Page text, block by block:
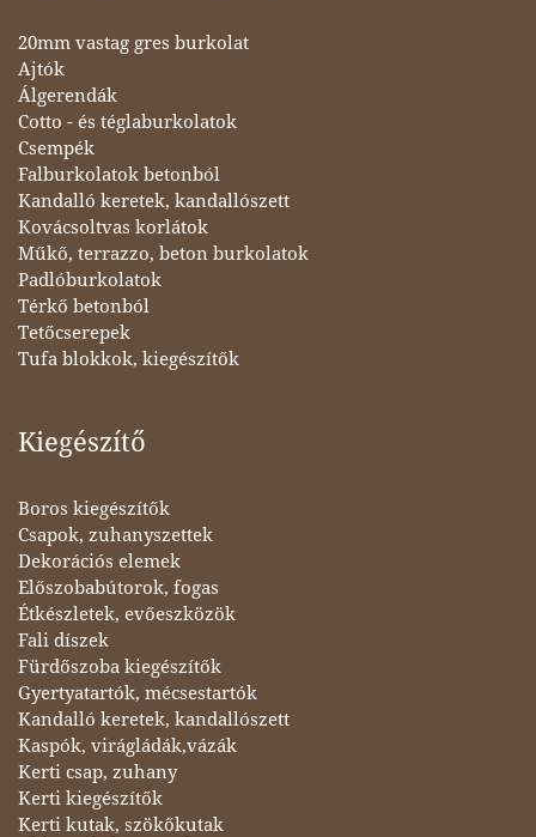
20mm vastag gres burkolat
Ajtók
Álgerendák
Cotto - és téglaburkolatok
Csempék
Falburkolatok betonból
Kandalló keretek, kandallószett
Kovácsoltvas korlátok
Műkő, terrazzo, beton burkolatok
Padlóburkolatok
Térkő betonból
Tetőcserepek
Tufa blokkok, kiegészítők
Kiegészítő
Boros kiegészítők
Csapok, zuhanyszettek
Dekorációs elemek
Előszobabútorok, fogas
Étkészletek, evőeszközök
Fali díszek
Fürdőszoba kiegészítők
Gyertyatartók, mécsestartók
Kandalló keretek, kandallószett
Kaspók, virágládák,vázák
Kerti csap, zuhany
Kerti kiegészítők
Kerti kutak, szökőkutak